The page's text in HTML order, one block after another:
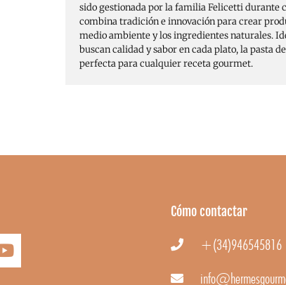
sido gestionada por la familia Felicetti durante
combina tradición e innovación para crear
medio ambiente y los ingredientes naturales.
buscan calidad y sabor en cada plato, la pasta de
perfecta para cualquier receta gourmet.
Cómo contactar
+(34)946545816